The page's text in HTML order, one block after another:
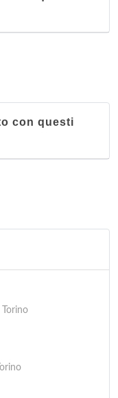
con questi